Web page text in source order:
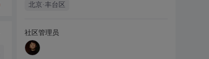
北京·丰台区
社区管理员